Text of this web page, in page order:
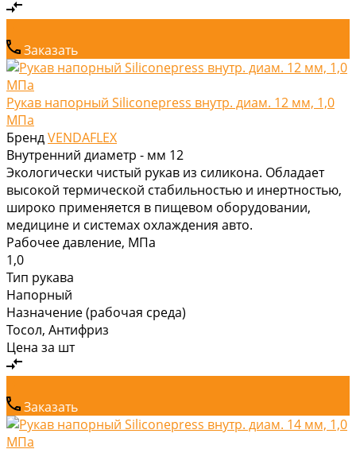
Заказать
Рукав напорный Siliconepress внутр. диам. 12 мм, 1,0
МПа
БрендVENDAFLEX
Внутренний диаметр - мм 12
Экологически чистый рукав из силикона. Обладает
высокой термической стабильностью и инертностью,
широко применяется в пищевом оборудовании,
медицине и системах охлаждения авто.
Рабочее давление, МПа
1,0
Тип рукава
Напорный
Назначение (рабочая среда)
Тосол, Антифриз
Цена за шт
Заказать